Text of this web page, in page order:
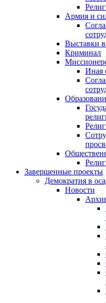
Армия и
Выставки
Криминал
Иная
Завершенные проекты
Демократия в
Новости